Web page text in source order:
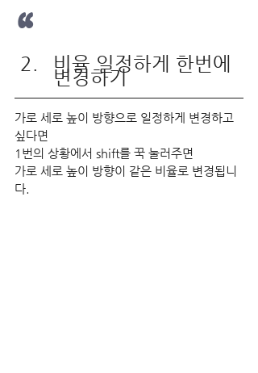
“ 비율 일정하게 한번에
변경하기
가로 세로 높이 방향으로 일정하게 변경하고
싶다면
1번의 상황에서 shift를 꾹 눌러주면
가로 세로 높이 방향이 같은 비율로 변경됩니
다.